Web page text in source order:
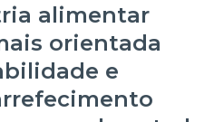
alimentar
orientada
e